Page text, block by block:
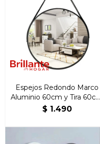
Espejos Redondo Marco
Aluminio 60cm y Tira 60cm
Negro
$ 1.490